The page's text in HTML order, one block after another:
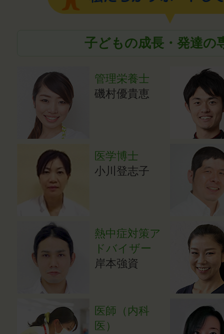
子どもの成長・発達の
管理栄養士
磯村優貴恵
医学博士
小川登志子
熱中症対策ア
ドバイザー
岸本強資
医師（内科
医）